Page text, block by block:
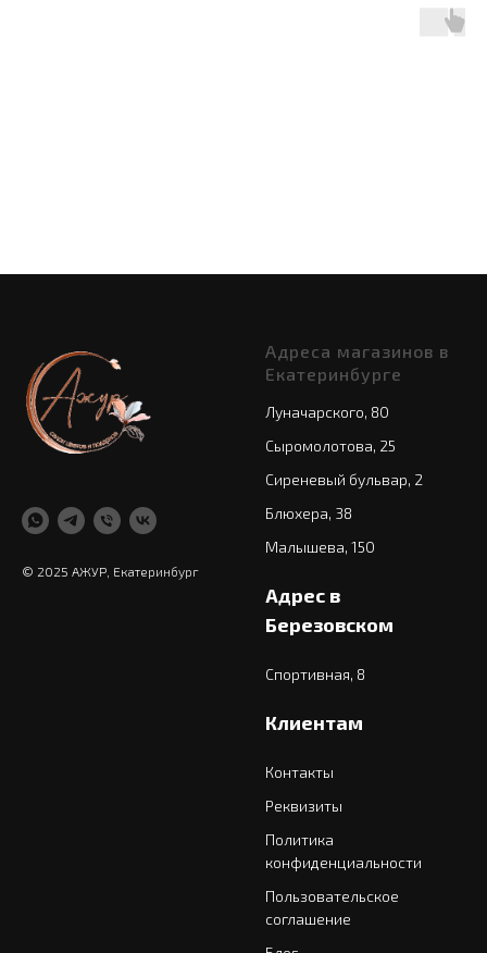
© 2025 АЖУР, Екатеринбург
Адреса магазинов в
Екатеринбурге
Луначарского, 80
Сыромолотова, 25
Сиреневый бульвар, 2
Блюхера, 38
Малышева, 150
Адрес в
Березовском
Спортивная, 8
Клиентам
Контакты
Реквизиты
Политика
конфиденциальности
Пользовательское
соглашение